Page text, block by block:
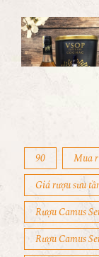
90
Mua
Giá rượu sưu
Rượu Camus
Rượu Camus